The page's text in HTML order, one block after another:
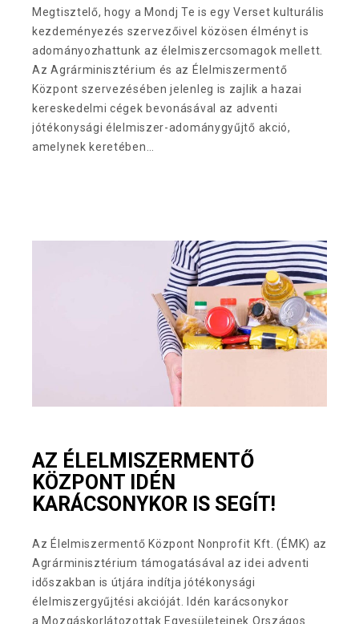
Megtisztelő, hogy a Mondj Te is egy Verset kulturális
kezdeményezés szervezőivel közösen élményt is
adományozhattunk az élelmiszercsomagok mellett.
Az Agrárminisztérium és az Élelmiszermentő
Központ szervezésében jelenleg is zajlik a hazai
kereskedelmi cégek bevonásával az adventi
jótékonysági élelmiszer-adománygyűjtő akció,
amelynek keretében…
AZ ÉLELMISZERMENTŐ
KÖZPONT IDÉN
KARÁCSONYKOR IS SEGÍT!
Az Élelmiszermentő Központ Nonprofit Kft. (ÉMK) az
Agrárminisztérium támogatásával az idei adventi
időszakban is útjára indítja jótékonysági
élelmiszergyűjtési akcióját. Idén karácsonykor
a Mozgáskorlátozottak Egyesületeinek Országos